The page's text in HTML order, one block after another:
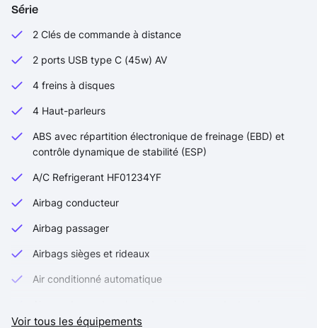
Série
2 Clés de commande à distance
2 ports USB type C (45w) AV
4 freins à disques
4 Haut-parleurs
ABS avec répartition électronique de freinage (EBD) et
contrôle dynamique de stabilité (ESP)
A/C Refrigerant HF01234YF
Airbag conducteur
Airbag passager
Airbags sièges et rideaux
Air conditionné automatique
Voir tous les équipements